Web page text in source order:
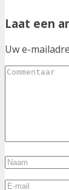
Laat een
Uw e-